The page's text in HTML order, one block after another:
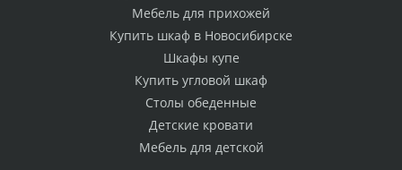
Мебель для прихожей
Купить шкаф в Новосибирске
Шкафы купе
Купить угловой шкаф
Столы обеденные
Детские кровати
Мебель для детской